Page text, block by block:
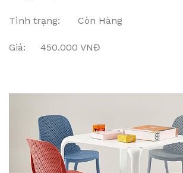
Tình trạng: Còn Hàng
Giá: 450.000 VNĐ